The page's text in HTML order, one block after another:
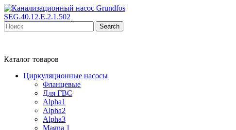
Search
Каталог товаров
Циркуляционные насосы
Фланцевые
Для ГВС
Alpha1
Alpha2
Alpha3
Magna 1